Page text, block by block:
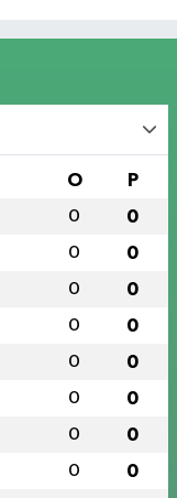
O P
0 0
0 0
0 0
0 0
0 0
0 0
0 0
0 0